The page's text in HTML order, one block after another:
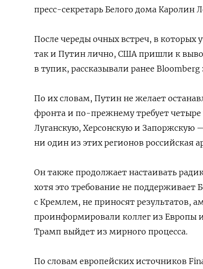
пресс-секретарь Белого дома Каролин
После череды очных встреч, в которых
так и Путин лично, США пришли к
в тупик, рассказывали ранее
По их словам, Путин не желает
фронта и по-прежнему требует
Луганскую, Херсонскую и Запоржскую
ни один из этих регионов российская
Он также продолжает настаивать
хотя это требование не
с Кремлем, не приносят результатов,
проинформировали коллег из Европы
Трамп выйдет из мирного процесса.
По словам европейских источников